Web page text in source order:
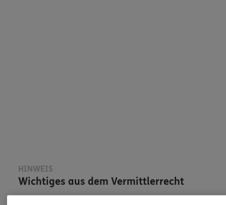
HINWEIS
Wichtiges aus dem Vermittlerrecht